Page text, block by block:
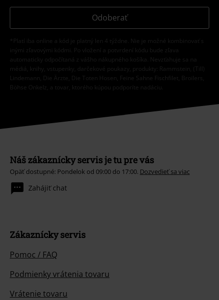
Odoberať
*Platí iba online a kód je platný len 4 týždne. Nie je možné kombinovať s
inými zľavovými kódmi. Po vložení a potvrdení kódu bude zľava
automaticky odpočítaná z vášho nákupného košíka. Nevzťahuje sa na
médiá, knihy, vstupenky, darčekové poukazy, produkty: Rammstein, (Till)
Lindemann, Die Ärzte, Die Toten Hosen, Feine Sahne Fischfilet, Broilers,
Böhse Onkelz, a tovar, ktorého kúpou podporíte nadáciu.
Náš zákaznícky servis je tu pre vás
Opäť dostupné: Pondelok od 09:00 do 17:00. Dozvedieť sa viac
Zahájiť chat
Zákaznícky servis
Pomoc / FAQ
Podmienky vrátenia tovaru
Vrátenie tovaru